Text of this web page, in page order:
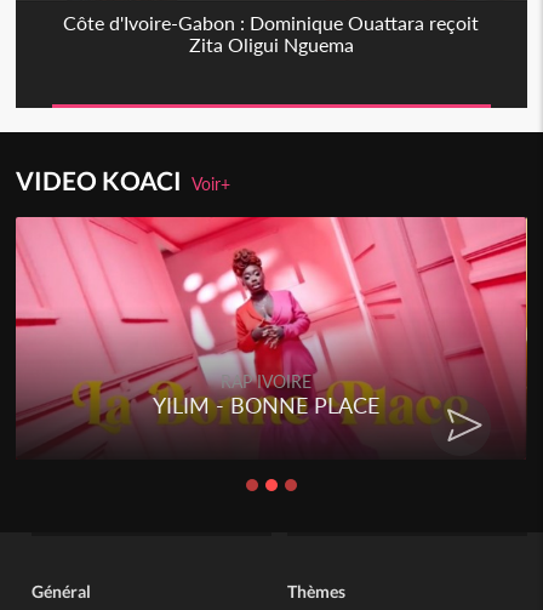
Côte d'Ivoire-Gabon : Dominique Ouattara reçoit
Zita Oligui Nguema
VIDEO KOACIVoir+
RAP IVOIRE
YILIM - BONNE PLACE
Général Thèmes